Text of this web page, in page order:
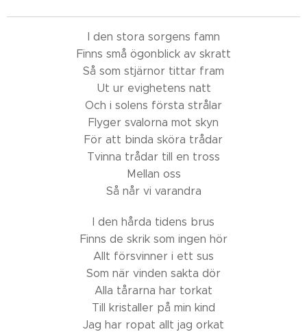
I den stora sorgens famn
Finns små ögonblick av skratt
Så som stjärnor tittar fram
Ut ur evighetens natt
Och i solens första strålar
Flyger svalorna mot skyn
För att binda sköra trådar
Tvinna trådar till en tross
Mellan oss
Så når vi varandra
I den hårda tidens brus
Finns de skrik som ingen hör
Allt försvinner i ett sus
Som när vinden sakta dör
Alla tårarna har torkat
Till kristaller på min kind
Jag har ropat allt jag orkat